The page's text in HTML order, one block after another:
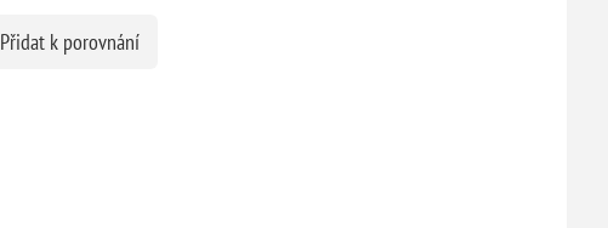
Přidat k porovnání